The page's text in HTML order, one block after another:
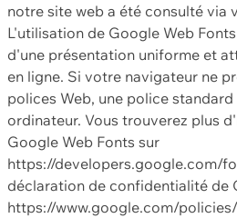
notre site web a été consulté via
L'utilisation de Google Web
d'une présentation uniforme et
en ligne. Si votre navigateur ne
polices Web, une police
ordinateur. Vous trouverez plus
Google Web Fonts sur
https://developers.google.com/
déclaration de confidentialité de
https://www.google.com/